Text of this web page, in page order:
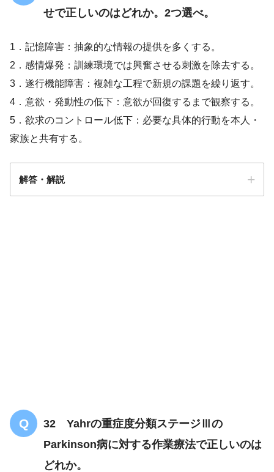
せで正しいのはどれか。2つ選べ。
1．記憶障害：抽象的な情報の提供を多くする。
2．感情爆発：訓練環境では興奮させる刺激を除去する。
3．遂行機能障害：複雑な工程で新規の課題を繰り返す。
4．意欲・発動性の低下：意欲が回復するまで観察する。
5．欲求のコントロール低下：必要な具体的行動を本人・
家族と共有する。
解答・解説
32 Yahrの重症度分類ステージⅢの
Parkinson病に対する作業療法で正しいのは
どれか。